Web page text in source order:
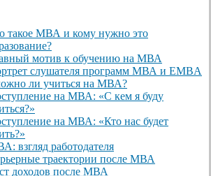
такое МВА и кому нужно это
мотив к обучению на МВА
слушателя программ МВА и EMBA
ли учиться на МВА?
на МВА: «С кем я буду
на МВА: «Кто нас будет
взгляд работодателя
траектории после МВА
доходов после МВА